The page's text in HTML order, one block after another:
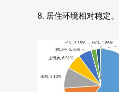
8. 居住环境相对稳定。